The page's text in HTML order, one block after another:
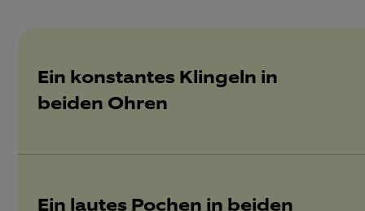
Ein konstantes Klingeln in
beiden Ohren
Ein lautes Pochen in beiden